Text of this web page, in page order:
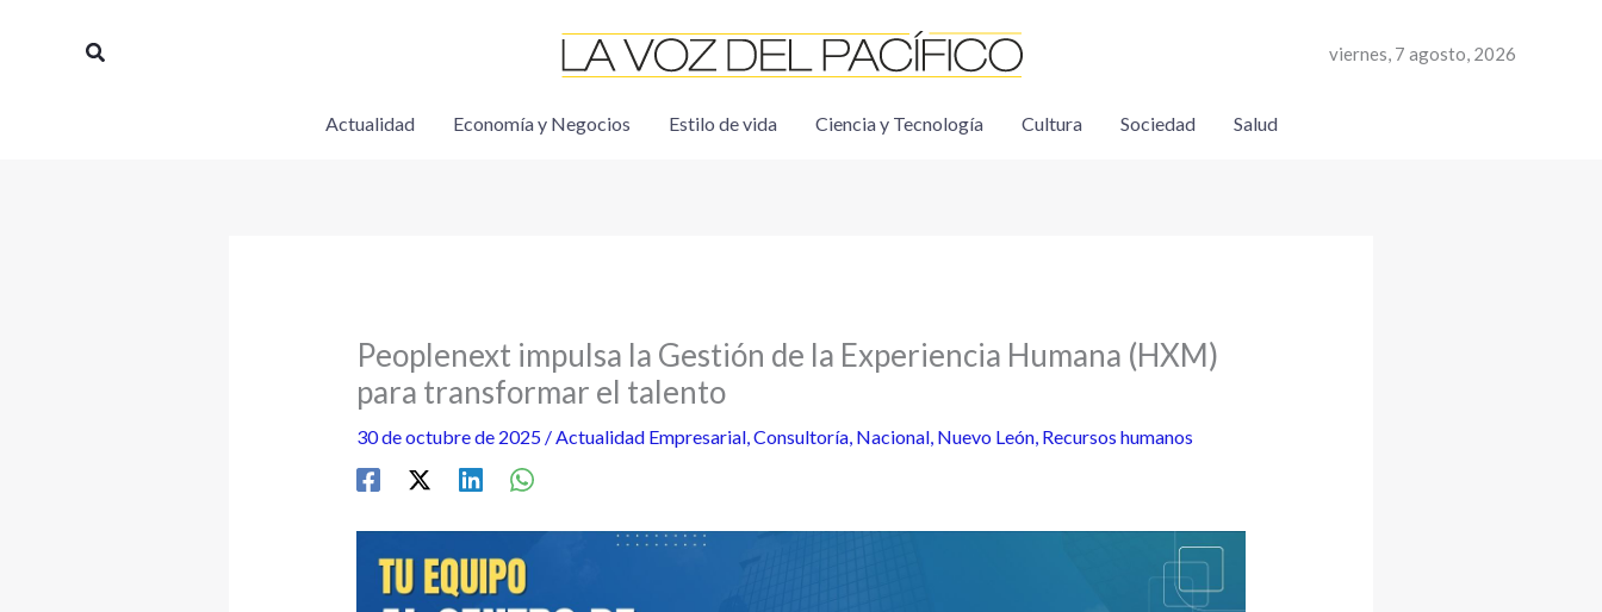
Buscar viernes, 7 agosto, 2026
Actualidad Economía y Negocios Estilo de vida Ciencia y Tecnología Cultura Sociedad Salud
Peoplenext impulsa la Gestión de la Experiencia Humana (HXM)
para transformar el talento
30 de octubre de 2025 /Actualidad Empresarial,Consultoría, Nacional, Nuevo León, Recursos humanos